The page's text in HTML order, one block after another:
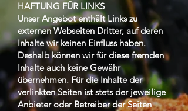
HAFTUNG FÜR LINKS
Unser Angebot enthält Links zu
externen Webseiten Dritter, auf deren
Inhalte wir keinen Einfluss haben.
Deshalb können wir für diese fremden
Inhalte auch keine Gewähr
übernehmen. Für die Inhalte der
verlinkten Seiten ist stets der jeweilige
Anbieter oder Betreiber der Seiten